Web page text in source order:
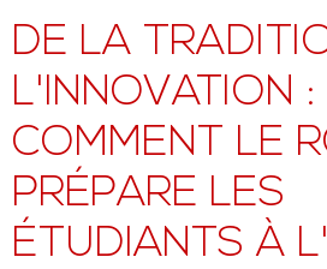
DE LA
L'INNOVATION :
COMMENT LE
PRÉPARE LES
ÉTUDIANTS À